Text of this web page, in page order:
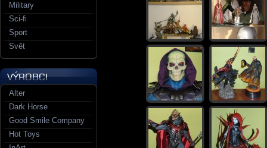
Military
Sci-fi
Sport
Svět
Alter
Dark Horse
Good Smile Company
Hot Toys